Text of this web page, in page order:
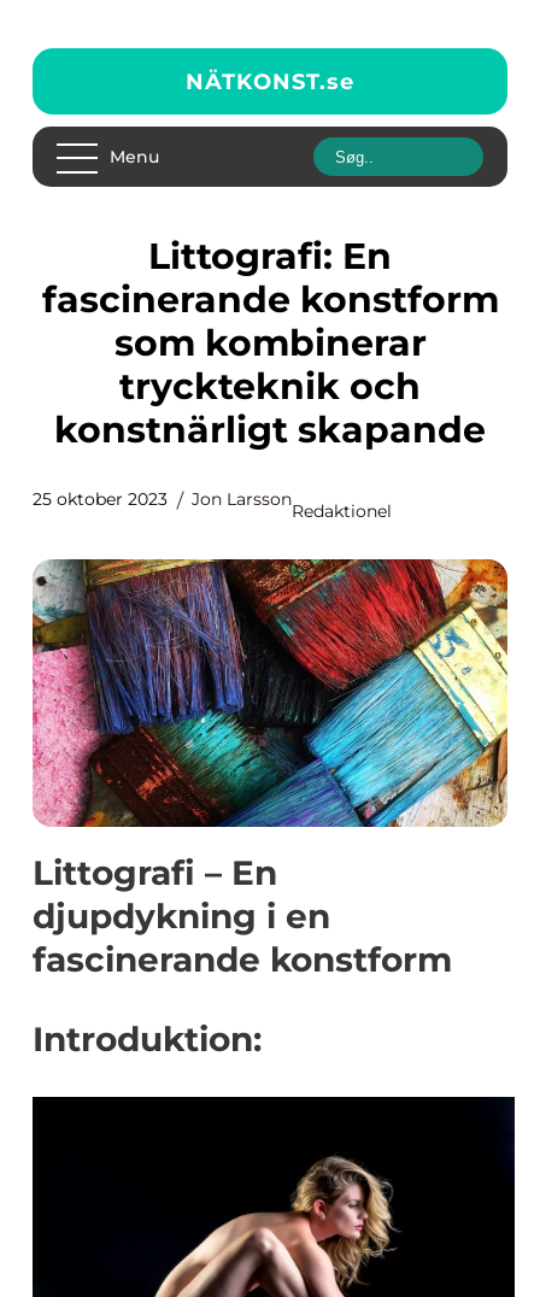
NÄTKONST.se
Menu
Littografi: En
fascinerande konstform
som kombinerar
tryckteknik och
konstnärligt skapande
25 oktober 2023 Jon Larsson
Redaktionel
Littografi – En
djupdykning i en
fascinerande konstform
Introduktion: